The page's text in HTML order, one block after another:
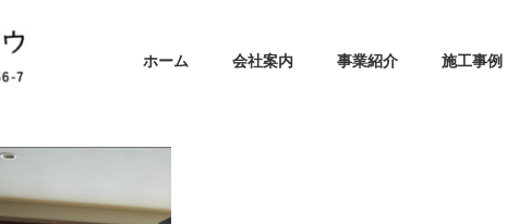
ホーム 会社案内 事業紹介 施工事例